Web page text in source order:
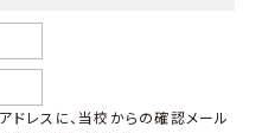
レスに、当校からの確認メール